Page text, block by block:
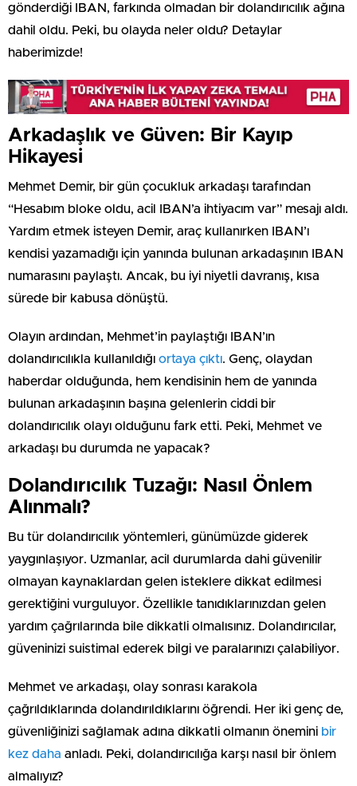
gönderdiği IBAN, farkında olmadan bir dolandırıcılık ağına
dahil oldu. Peki, bu olayda neler oldu? Detaylar
haberimizde!
Arkadaşlık ve Güven: Bir Kayıp
Hikayesi
Mehmet Demir, bir gün çocukluk arkadaşı tarafından
“Hesabım bloke oldu, acil IBAN’a ihtiyacım var” mesajı aldı.
Yardım etmek isteyen Demir, araç kullanırken IBAN’ı
kendisi yazamadığı için yanında bulunan arkadaşının IBAN
numarasını paylaştı. Ancak, bu iyi niyetli davranış, kısa
sürede bir kabusa dönüştü.
Olayın ardından, Mehmet’in paylaştığı IBAN’ın
dolandırıcılıkla kullanıldığı ortaya çıktı. Genç, olaydan
haberdar olduğunda, hem kendisinin hem de yanında
bulunan arkadaşının başına gelenlerin ciddi bir
dolandırıcılık olayı olduğunu fark etti. Peki, Mehmet ve
arkadaşı bu durumda ne yapacak?
Dolandırıcılık Tuzağı: Nasıl Önlem
Alınmalı?
Bu tür dolandırıcılık yöntemleri, günümüzde giderek
yaygınlaşıyor. Uzmanlar, acil durumlarda dahi güvenilir
olmayan kaynaklardan gelen isteklere dikkat edilmesi
gerektiğini vurguluyor. Özellikle tanıdıklarınızdan gelen
yardım çağrılarında bile dikkatli olmalısınız. Dolandırıcılar,
güveninizi suistimal ederek bilgi ve paralarınızı çalabiliyor.
Mehmet ve arkadaşı, olay sonrası karakola
çağrıldıklarında dolandırıldıklarını öğrendi. Her iki genç de,
güvenliğinizi sağlamak adına dikkatli olmanın önemini bir
kez daha anladı. Peki, dolandırıcılığa karşı nasıl bir önlem
almalıyız?